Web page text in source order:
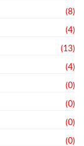
(8)
(4)
(13)
(4)
(0)
(0)
(0)
(0)